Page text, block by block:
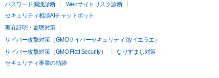
パスワード漏洩診断
Webサイトリスク診断
セキュリティ相談AIチャットボット
実在証明・盗聴対策
サイバー攻撃対策（GMOサイバーセキュリティ byイエラエ）
サイバー攻撃対策（GMO Flatt Security）
なりすまし対策
セキュリティ事業の軌跡